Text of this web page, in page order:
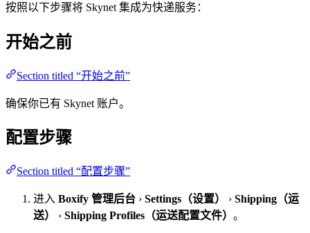
按照以下步骤将 Skynet 集成为快递服务：
开始之前
Section titled “开始之前”
确保你已有 Skynet 账户。
配置步骤
Section titled “配置步骤”
进入 Boxify 管理后台 › Settings（设置） › Shipping（运
送）
› Shipping Profiles（运送配置文件） 。